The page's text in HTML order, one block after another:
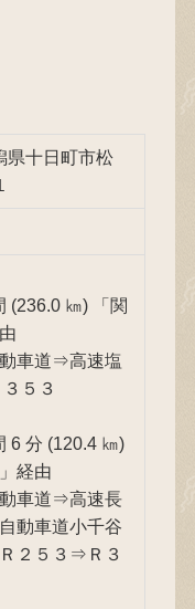
県十日町市松
(236.0 ㎞) 「関
車道⇒高速塩
５３
6 分 (120.4 ㎞)
経由
車道⇒高速長
動車道小千谷
２５３⇒Ｒ３